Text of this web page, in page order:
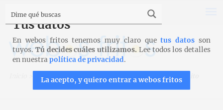
Recetas Entrantes y aperitivos Bocados de bonito
Tus datos
En webos fritos tenemos muy claro quetus datos son
tuyos. Tú decides cuáles utilizamos. Lee todos los detalles
en nuestrapolítica de privacidad.
La acepto, y quiero entrar a webos fritos